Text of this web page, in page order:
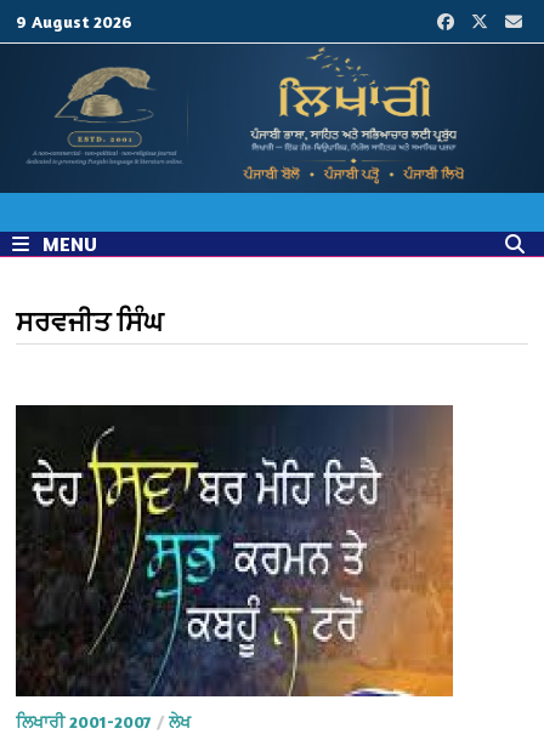
9 August 2026
MENU
ਸਰਵਜੀਤ ਸਿੰਘ
ਲਿਖਾਰੀ 2001-2007 /ਲੇਖ